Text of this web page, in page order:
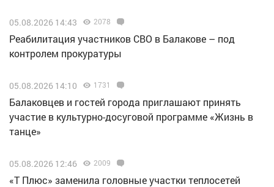
05.08.2026 14:43 2078
Реабилитация участников СВО в Балакове – под
контролем прокуратуры
05.08.2026 14:10 1731
Балаковцев и гостей города приглашают принять
участие в культурно-досуговой программе «Жизнь в
танце»
05.08.2026 12:46 2009
«Т Плюс» заменила головные участки теплосетей